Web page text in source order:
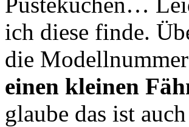
ich diese finde.
die
einen kleinen
glaube das ist